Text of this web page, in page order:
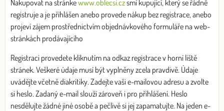
Nakupovat na stránkewww.oblecsi.czsmí kupující, který se řádně
registruje a je přihlášen anebo provede nákup bez registrace, anebo
projeví zájem prostřednictvím objednávkového formuláře na web-
stránkách prodávajícího
Registraci provedete kliknutím na odkaz registrace v horní liště
stránek. Veškeré údaje musí být vyplněny zcela pravdivě. Údaje
uvádějte včetně diakritiky. Zadejte vaši e-mailovou adresu a zvolte
si heslo. Zadaný e-mail slouží zároveň i pro přihlášení. Heslo
nesdělujte žádné jiné osobě a pečlivě si jej zapamatujte. Na jeden e-